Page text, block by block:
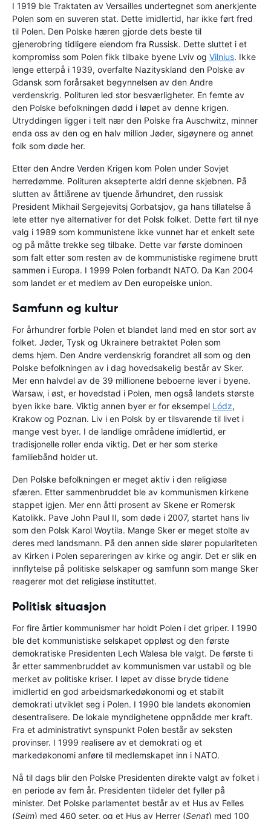
I 1919 ble Traktaten av Versailles undertegnet som anerkjente
Polen som en suveren stat. Dette imidlertid, har ikke ført fred
til Polen. Den Polske hæren gjorde dets beste til
gjenerobring tidligere eiendom fra Russisk. Dette sluttet i et
kompromiss som Polen fikk tilbake byene Lviv og Vilnius. Ikke
lenge etterpå i 1939, overfalte Nazityskland den Polske av
Gdansk som forårsaket begynnelsen av den Andre
verdenskrig. Polituren led stor besværligheter. En femte av
den Polske befolkningen dødd i løpet av denne krigen.
Utryddingen ligger i telt nær den Polske fra Auschwitz, minner
enda oss av den og en halv million Jøder, sigøynere og annet
folk som døde her.
Etter den Andre Verden Krigen kom Polen under Sovjet
herredømme. Polituren aksepterte aldri denne skjebnen. På
slutten av åttiårene av tjuende århundret, den russisk
President Mikhail Sergejevitsj Gorbatsjov, ga hans tillatelse å
lete etter nye alternativer for det Polsk folket. Dette ført til nye
valg i 1989 som kommunistene ikke vunnet har et enkelt sete
og på måtte trekke seg tilbake. Dette var første dominoen
som falt etter som resten av de kommunistiske regimene brutt
sammen i Europa. I 1999 Polen forbandt NATO. Da Kan 2004
som landet er et medlem av Den europeiske union.
Samfunn og kultur
For århundrer forble Polen et blandet land med en stor sort av
folket. Jøder, Tysk og Ukrainere betraktet Polen som
dems hjem. Den Andre verdenskrig forandret all som og den
Polske befolkningen av i dag hovedsakelig består av Sker.
Mer enn halvdel av de 39 millionene beboerne lever i byene.
Warsaw, i øst, er hovedstad i Polen, men også landets største
byen ikke bare. Viktig annen byer er for eksempel Lódz,
Krakow og Poznan. Liv i en Polsk by er tilsvarende til livet i
mange vest byer. I de landlige områdene imidlertid, er
tradisjonelle roller enda viktig. Det er her som sterke
familiebånd holder ut.
Den Polske befolkningen er meget aktiv i den religiøse
sfæren. Etter sammenbruddet ble av kommunismen kirkene
stappet igjen. Mer enn åtti prosent av Skene er Romersk
Katolikk. Pave John Paul II, som døde i 2007, startet hans liv
som den Polsk Karol Woytila. Mange Sker er meget stolte av
deres med landsmann. På den annen side slører populariteten
av Kirken i Polen separeringen av kirke og angir. Det er slik en
innflytelse på politiske selskaper og samfunn som mange Sker
reagerer mot det religiøse instituttet.
Politisk situasjon
For fire årtier kommunismer har holdt Polen i det griper. I 1990
ble det kommunistiske selskapet oppløst og den første
demokratiske Presidenten Lech Walesa ble valgt. De første ti
år etter sammenbruddet av kommunismen var ustabil og ble
merket av politiske kriser. I løpet av disse bryde tidene
imidlertid en god arbeidsmarkedøkonomi og et stabilt
demokrati utviklet seg i Polen. I 1990 ble landets økonomien
desentralisere. De lokale myndighetene oppnådde mer kraft.
Fra et administrativt synspunkt Polen består av seksten
provinser. I 1999 realisere av et demokrati og et
markedøkonomi anføre til medlemskapet inn i NATO.
Nå til dags blir den Polske Presidenten direkte valgt av folket i
en periode av fem år. Presidenten tildeler det fyller på
minister. Det Polske parlamentet består av et Hus av Felles
(Sejm) med 460 seter, og et Hus av Herrer (Senat) med 100